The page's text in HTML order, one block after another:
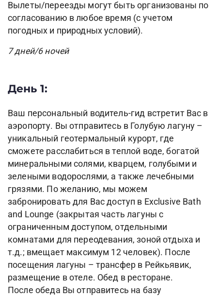
Вылеты/переезды могут быть организованы по
согласованию в любое время (с учетом
погодных и природных условий).
7 дней/6 ночей
День 1:
Ваш персональный водитель-гид встретит Вас в
аэропорту. Вы отправитесь в Голубую лагуну –
уникальный геотермальный курорт, где
сможете расслабиться в теплой воде, богатой
минеральными солями, кварцем, голубыми и
зелеными водорослями, а также лечебными
грязями. По желанию, мы можем
забронировать для Вас доступ в Exclusive Bath
and Lounge (закрытая часть лагуны с
ограниченным доступом, отдельными
комнатами для переодевания, зоной отдыха и
т.д.; вмещает максимум 12 человек). После
посещения лагуны – трансфер в Рейкьявик,
размещение в отеле. Обед в ресторане.
После обеда Вы отправитесь на базу